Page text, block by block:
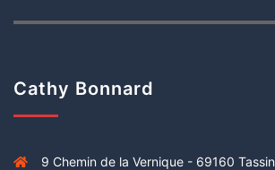
Cathy Bonnard
9 Chemin de la Vernique - 69160 Tassin